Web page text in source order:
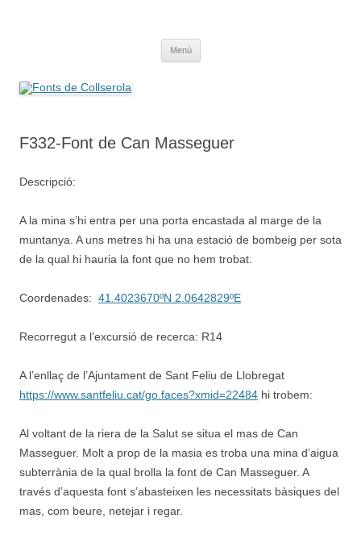
Menú
F332-Font de Can Masseguer
Descripció:
A la mina s’hi entra per una porta encastada al marge de la
muntanya. A uns metres hi ha una estació de bombeig per sota
de la qual hi hauria la font que no hem trobat.
Coordenades: 41.4023670ºN 2.0642829ºE
Recorregut a l’excursió de recerca: R14
A l’enllaç de l’Ajuntament de Sant Feliu de Llobregat
https://www.santfeliu.cat/go.faces?xmid=22484 hi trobem:
Al voltant de la riera de la Salut se situa el mas de Can
Masseguer. Molt a prop de la masia es troba una mina d’aigua
subterrània de la qual brolla la font de Can Masseguer. A
través d’aquesta font s’abasteixen les necessitats bàsiques del
mas, com beure, netejar i regar.